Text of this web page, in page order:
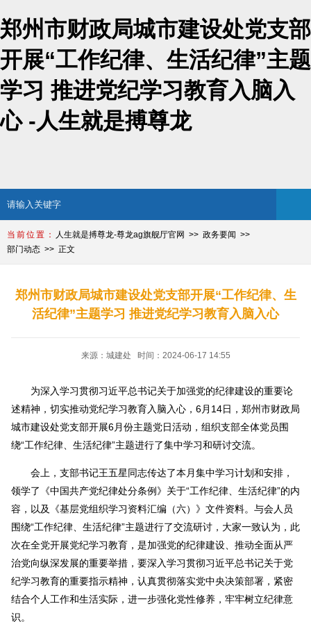
郑州市财政局城市建设处党支部
开展“工作纪律、生活纪律”主题
学习 推进党纪学习教育入脑入
心 -人生就是搏尊龙
人生就是搏尊龙-尊龙ag旗舰厅官网
政务要闻
部门动态
正文
郑州市财政局城市建设处党支部开展“工作纪律、生
活纪律”主题学习 推进党纪学习教育入脑入心
来源：城建处 时间：2024-06-17 14:55
为深入学习贯彻习近平总书记关于加强党的纪律建设的重要论
述精神，切实推动党纪学习教育入脑入心，6月14日，郑州市财政局
城市建设处党支部开展6月份主题党日活动，组织支部全体党员围
绕“工作纪律、生活纪律”主题进行了集中学习和研讨交流。
会上，支部书记王五星同志传达了本月集中学习计划和安排，
领学了《中国共产党纪律处分条例》关于“工作纪律、生活纪律”的内
容，以及《基层党组织学习资料汇编（六）》文件资料。与会人员
围绕“工作纪律、生活纪律”主题进行了交流研讨，大家一致认为，此
次在全党开展党纪学习教育，是加强党的纪律建设、推动全面从严
治党向纵深发展的重要举措，要深入学习贯彻习近平总书记关于党
纪学习教育的重要指示精神，认真贯彻落实党中央决策部署，紧密
结合个人工作和生活实际，进一步强化党性修养，牢牢树立纪律意
识。